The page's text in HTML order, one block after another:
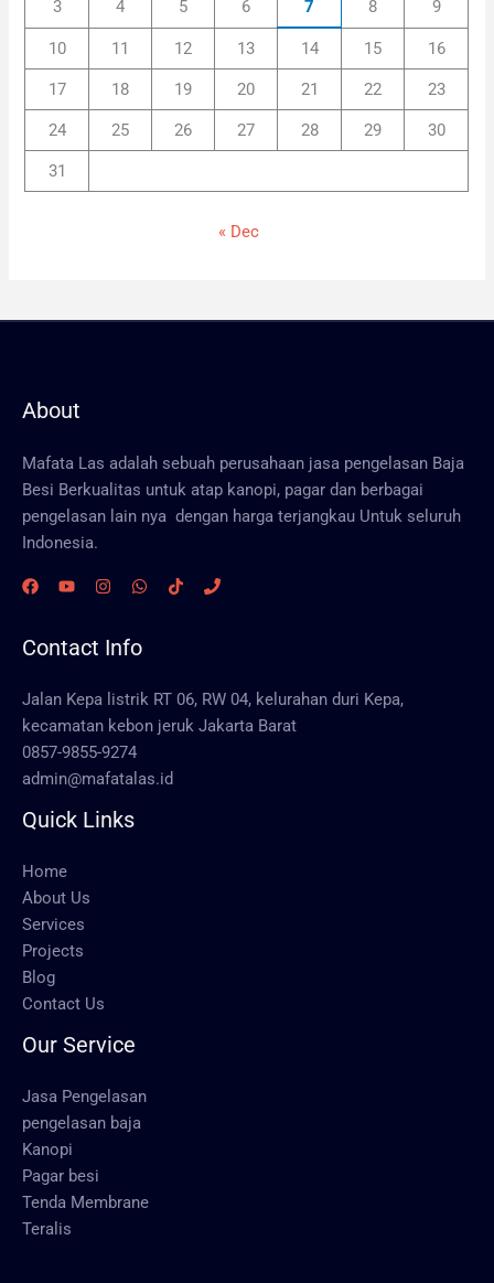
3 4 5 6 7 8 9
10 11 12 13 14 15 16
17 18 19 20 21 22 23
24 25 26 27 28 29 30
31
« Dec
About
Mafata Las adalah sebuah perusahaan jasa pengelasan Baja
Besi Berkualitas untuk atap kanopi, pagar dan berbagai
pengelasan lain nya dengan harga terjangkau Untuk seluruh
Indonesia.
Contact Info
Jalan Kepa listrik RT 06, RW 04, kelurahan duri Kepa,
kecamatan kebon jeruk Jakarta Barat
0857-9855-9274
admin@mafatalas.id
Quick Links
Home
About Us
Services
Projects
Blog
Contact Us
Our Service
Jasa Pengelasan
pengelasan baja
Kanopi
Pagar besi
Tenda Membrane
Teralis